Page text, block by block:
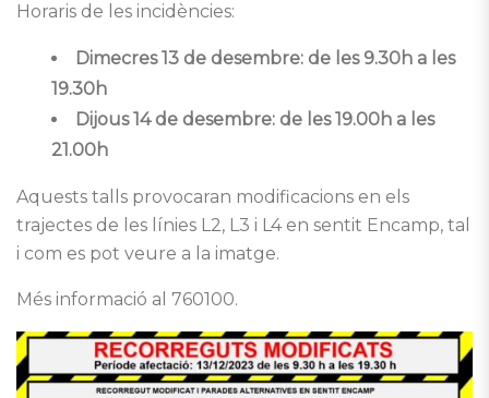
Horaris de les incidències:
Dimecres 13 de desembre: de les 9.30h a les
19.30h
Dijous 14 de desembre: de les 19.00h a les
21.00h
Aquests talls provocaran modificacions en els
trajectes de les línies L2, L3 i L4 en sentit Encamp, tal
i com es pot veure a la imatge.
Més informació al 760100.